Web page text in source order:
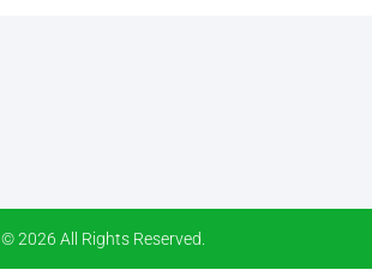
© 2026 All Rights Reserved.